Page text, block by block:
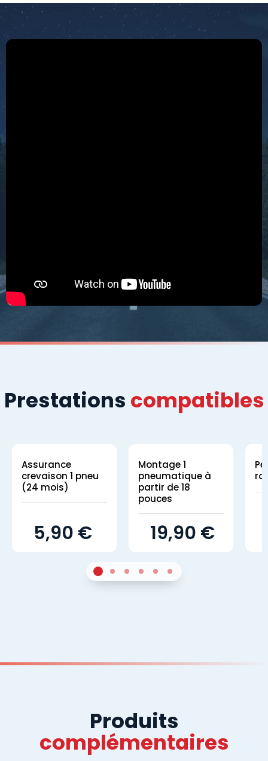
Prestations compatibles
Assurance
crevaison 1 pneu
(24 mois)
5,90 €
Montage 1
pneumatique à
partir de 18
pouces
19,90 €
Sur 42Sur 43Sur 44Sur 45Sur 46Sur 4
Produits
complémentaires